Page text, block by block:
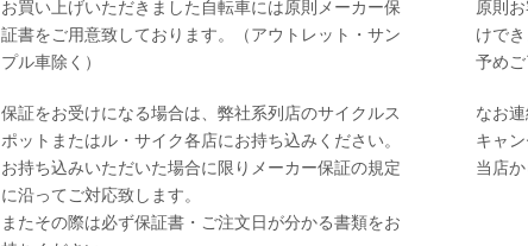
お買い上げいただきました自転車には原則メーカー保
証書をご用意致しております。（アウトレット・サン
プル車除く）
保証をお受けになる場合は、弊社系列店のサイクルス
ポットまたはル・サイク各店にお持ち込みください。
お持ち込みいただいた場合に限りメーカー保証の規定
に沿ってご対応致します。
またその際は必ず保証書・ご注文日が分かる書類をお
原則
けでき
予めご
なお
キャ
当店